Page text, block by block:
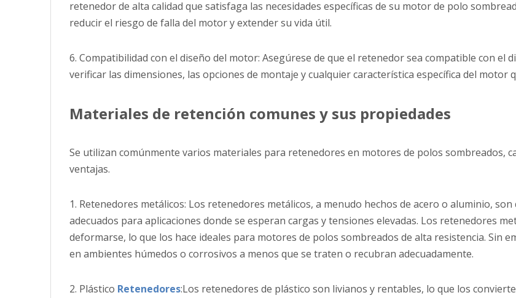
retenedor de alta calidad que satisfaga las necesidades específicas de su motor de polo
reducir el riesgo de falla del motor y extender su vida útil.
6. Compatibilidad con el diseño del motor: Asegúrese de que el retenedor sea compatible con el
verificar las dimensiones, las opciones de montaje y cualquier característica específica del motor
Materiales de retención comunes y sus propiedades
Se utilizan comúnmente varios materiales para retenedores en motores de polos sombreados,
ventajas.
1. Retenedores metálicos: Los retenedores metálicos, a menudo hechos de acero o aluminio,
adecuados para aplicaciones donde se esperan cargas y tensiones elevadas. Los retenedores
deformarse, lo que los hace ideales para motores de polos sombreados de alta resistencia. Sin
en ambientes húmedos o corrosivos a menos que se traten o recubran adecuadamente.
2. Plástico Retenedores:Los retenedores de plástico son livianos y rentables, lo que los